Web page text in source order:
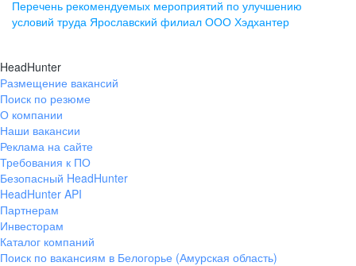
помещение 15
+7 843 212-12-50
Екатеринбург
ул. Боевых Дружин, стр. 20,
+7 343 226-79-99
pr@ural.hh.ru
ул. Янковского, д. 169, 7 этаж,
706 каб.
Перечень рекомендуемых мероприятий по улучшению
условий труда Ярославский филиал ООО Хэдхантер
HeadHunter
Размещение вакансий
Поиск по резюме
О компании
Наши вакансии
Реклама на сайте
Требования к ПО
Безопасный HeadHunter
HeadHunter API
Партнерам
Инвесторам
Каталог компаний
Поиск по вакансиям в Белогорье (Амурская область)